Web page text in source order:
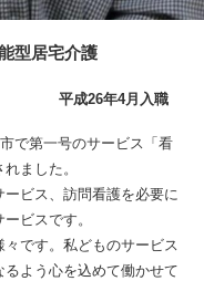
型居宅介護
年4月入職
で第一号のサービス「看
ました。
ビス、訪問看護を必要に
ビスです。
です。私どものサービス
よう心を込めて働かせて